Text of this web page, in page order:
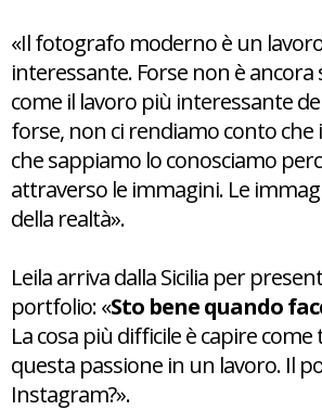
«Il fotografo moderno è un
interessante. Forse non è
come il lavoro più interessante
forse, non ci rendiamo conto che
che sappiamo lo conosciamo
attraverso le immagini. Le
della realtà».
Leila arriva dalla Sicilia per
portfolio: «Sto bene quando
La cosa più difficile è capire
questa passione in un lavoro. Il
Instagram?».